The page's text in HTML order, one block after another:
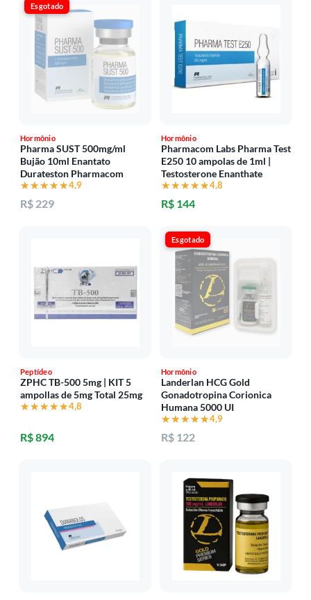
Esgotado
Hormônio
Pharma SUST 500mg/ml
Bujão 10ml Enantato
Durateston Pharmacom
★★★★★
★★★★★4,9
R$ 229
Hormônio
Pharmacom Labs Pharma Test
E250 10 ampolas de 1ml |
Testosterone Enanthate
★★★★★
★★★★★4,8
R$ 144
Peptídeo
ZPHC TB-500 5mg | KIT 5
ampollas de 5mg Total 25mg
★★★★★
★★★★★4,8
R$ 894
Esgotado
Hormônio
Landerlan HCG Gold
Gonadotropina Corionica
Humana 5000 UI
★★★★★
★★★★★4,9
R$ 122